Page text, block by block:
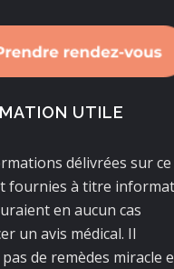
UTILE
délivrées sur ce
fournies à titre
en aucun cas
un avis médical. Il
de remèdes miracle